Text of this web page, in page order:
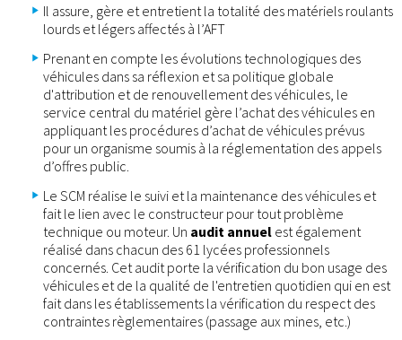
Il assure, gère et entretient la totalité des matériels roulants
lourds et légers affectés à l’AFT
Prenant en compte les évolutions technologiques des
véhicules dans sa réflexion et sa politique globale
d'attribution et de renouvellement des véhicules, le
service central du matériel gère l’achat des véhicules en
appliquant les procédures d’achat de véhicules prévus
pour un organisme soumis à la réglementation des appels
d’offres public.
Le SCM réalise le suivi et la maintenance des véhicules et
fait le lien avec le constructeur pour tout problème
technique ou moteur. Un audit annuel est également
réalisé dans chacun des 61 lycées professionnels
concernés. Cet audit porte la vérification du bon usage des
véhicules et de la qualité de l'entretien quotidien qui en est
fait dans les établissements la vérification du respect des
contraintes règlementaires (passage aux mines, etc.)